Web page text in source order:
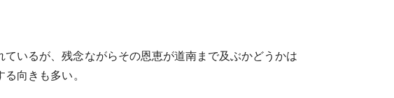
いるが、残念ながらその恩恵が道南まで及ぶかどうかは
向きも多い。